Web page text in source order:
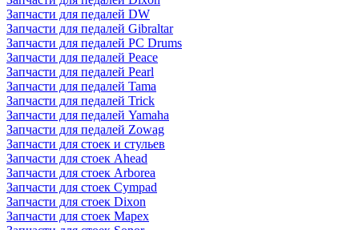
Запчасти для педалей DW
Запчасти для педалей Gibraltar
Запчасти для педалей PC Drums
Запчасти для педалей Peace
Запчасти для педалей Pearl
Запчасти для педалей Tama
Запчасти для педалей Trick
Запчасти для педалей Yamaha
Запчасти для педалей Zowag
Запчасти для стоек и стульев
Запчасти для стоек Ahead
Запчасти для стоек Arborea
Запчасти для стоек Cympad
Запчасти для стоек Dixon
Запчасти для стоек Mapex